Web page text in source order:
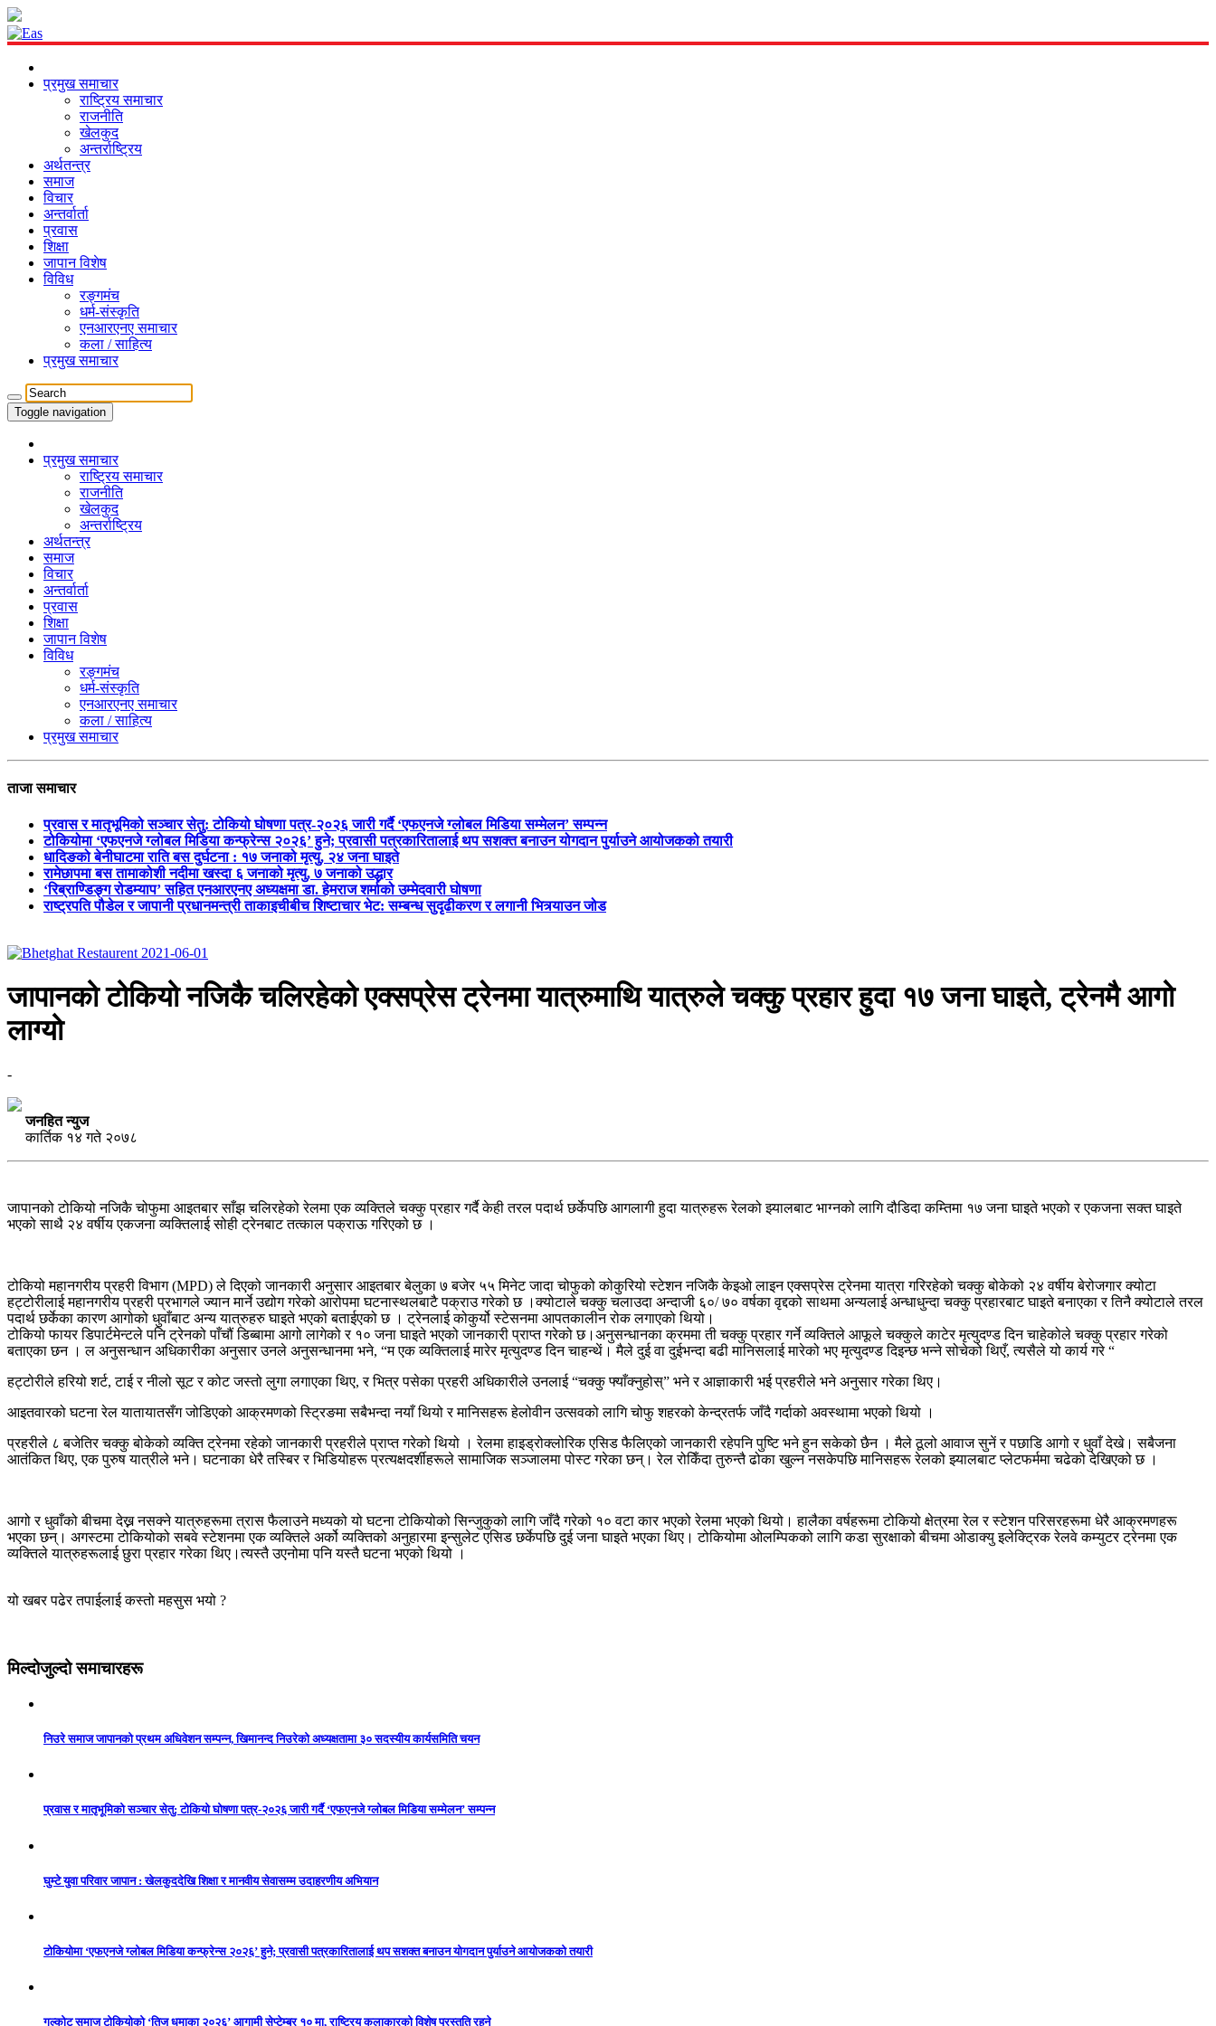
प्रमुख समाचार
राष्ट्रिय समाचार
राजनीति
खेलकुद
अन्तर्राष्ट्रिय
अर्थतन्त्र
समाज
विचार
अन्तर्वार्ता
प्रवास
शिक्षा
जापान विशेष
विविध
रङ्गमंच
धर्म-संस्कृति
एनआरएनए समाचार
कला / साहित्य
प्रमुख समाचार
Toggle navigation
प्रमुख समाचार
राष्ट्रिय समाचार
राजनीति
खेलकुद
अन्तर्राष्ट्रिय
अर्थतन्त्र
समाज
विचार
अन्तर्वार्ता
प्रवास
शिक्षा
जापान विशेष
विविध
रङ्गमंच
धर्म-संस्कृति
एनआरएनए समाचार
कला / साहित्य
प्रमुख समाचार
ताजा समाचार
प्रवास र मातृभूमिको सञ्चार सेतु: टोकियो घोषणा पत्र-२०२६ जारी गर्दै ‘एफएनजे ग्लोबल मिडिया सम्मेलन’ सम्पन्न
टोकियोमा ‘एफएनजे ग्लोबल मिडिया कन्फ्रेन्स २०२६’ हुने; प्रवासी पत्रकारितालाई थप सशक्त बनाउन योगदान पुर्याउने आयोजकको तयारी
धादिङको बेनीघाटमा राति बस दुर्घटना : १७ जनाको मृत्यु, २४ जना घाइते
रामेछापमा बस तामाकोशी नदीमा खस्दा ६ जनाको मृत्यु, ७ जनाको उद्धार
‘रिब्राण्डिङ्ग रोडम्याप’ सहित एनआरएनए अध्यक्षमा डा. हेमराज शर्माको उम्मेदवारी घोषणा
राष्ट्रपति पौडेल र जापानी प्रधानमन्त्री ताकाइचीबीच शिष्टाचार भेट: सम्बन्ध सुदृढीकरण र लगानी भित्र्याउन जोड
जापानको टोकियो नजिकै चलिरहेको एक्सप्रेस ट्रेनमा यात्रुमाथि यात्रुले चक्कु प्रहार हुदा १७ जना घाइते, ट्रेनमै आगो
लाग्यो
-
जनहित न्युज
कार्तिक १४ गते २०७८
जापानको टोकियो नजिकै चोफुमा आइतबार साँझ चलिरहेको रेलमा एक व्यक्तिले चक्कु प्रहार गर्दै केही तरल पदार्थ छर्केपछि आगलागी हुदा यात्रुहरू रेलको झ्यालबाट भाग्नको लागि दौडिदा कम्तिमा १७ जना घाइते भएको र एकजना सक्त घाइते
भएको साथै २४ वर्षीय एकजना व्यक्तिलाई सोही ट्रेनबाट तत्काल पक्राऊ गरिएको छ ।
टोकियो महानगरीय प्रहरी विभाग (MPD) ले दिएको जानकारी अनुसार आइतबार बेलुका ७ बजेर ५५ मिनेट जादा चोफुको कोकुरियो स्टेशन नजिकै केइओ लाइन एक्सप्रेस ट्रेनमा यात्रा गरिरहेको चक्कु बोकेको २४ वर्षीय बेरोजगार क्योटा
हट्टोरीलाई महानगरीय प्रहरी प्रभागले ज्यान मार्ने उद्योग गरेको आरोपमा घटनास्थलबाटै पक्राउ गरेको छ ।क्योटाले चक्कु चलाउदा अन्दाजी ६०/ ७० वर्षका वृद्दको साथमा अन्यलाई अन्धाधुन्दा चक्कु प्रहारबाट घाइते बनाएका र तिनै क्योटाले तरल
पदार्थ छर्केका कारण आगोको धुवाँबाट अन्य यात्रुहरु घाइते भएको बताईएको छ । ट्रेनलाई कोकुर्यो स्टेसनमा आपतकालीन रोक लगाएको थियो।
टोकियो फायर डिपार्टमेन्टले पनि ट्रेनको पाँचौं डिब्बामा आगो लागेको र १० जना घाइते भएको जानकारी प्राप्त गरेको छ।अनुसन्धानका क्रममा ती चक्कु प्रहार गर्ने व्यक्तिले आफूले चक्कुले काटेर मृत्युदण्ड दिन चाहेकोले चक्कु प्रहार गरेको
बताएका छन । ल अनुसन्धान अधिकारीका अनुसार उनले अनुसन्धानमा भने, “म एक व्यक्तिलाई मारेर मृत्युदण्ड दिन चाहन्थें। मैले दुई वा दुईभन्दा बढी मानिसलाई मारेको भए मृत्युदण्ड दिइन्छ भन्ने सोचेको थिएँ, त्यसैले यो कार्य गरे “
हट्टोरीले हरियो शर्ट, टाई र नीलो सूट र कोट जस्तो लुगा लगाएका थिए, र भित्र पसेका प्रहरी अधिकारीले उनलाई “चक्कु फ्याँक्नुहोस्” भने र आज्ञाकारी भई प्रहरीले भने अनुसार गरेका थिए।
आइतवारको घटना रेल यातायातसँग जोडिएको आक्रमणको स्ट्रिङमा सबैभन्दा नयाँ थियो र मानिसहरू हेलोवीन उत्सवको लागि चोफु शहरको केन्द्रतर्फ जाँदै गर्दाको अवस्थामा भएको थियो ।
प्रहरीले ८ बजेतिर चक्कु बोकेको व्यक्ति ट्रेनमा रहेको जानकारी प्रहरीले प्राप्त गरेको थियो । रेलमा हाइड्रोक्लोरिक एसिड फैलिएको जानकारी रहेपनि पुष्टि भने हुन सकेको छैन । मैले ठूलो आवाज सुनें र पछाडि आगो र धुवाँ देखे। सबैजना
आतंकित थिए, एक पुरुष यात्रीले भने। घटनाका धेरै तस्बिर र भिडियोहरू प्रत्यक्षदर्शीहरूले सामाजिक सञ्जालमा पोस्ट गरेका छन्। रेल रोकिँदा तुरुन्तै ढोका खुल्न नसकेपछि मानिसहरू रेलको झ्यालबाट प्लेटफर्ममा चढेको देखिएको छ ।
आगो र धुवाँको बीचमा देख्न नसक्ने यात्रुहरूमा त्रास फैलाउने मध्यको यो घटना टोकियोको सिन्जुकुको लागि जाँदै गरेको १० वटा कार भएको रेलमा भएको थियो। हालैका वर्षहरूमा टोकियो क्षेत्रमा रेल र स्टेशन परिसरहरूमा धेरै आक्रमणहरू
भएका छन्। अगस्टमा टोकियोको सबवे स्टेशनमा एक व्यक्तिले अर्को व्यक्तिको अनुहारमा इन्सुलेट एसिड छर्केपछि दुई जना घाइते भएका थिए। टोकियोमा ओलम्पिकको लागि कडा सुरक्षाको बीचमा ओडाक्यु इलेक्ट्रिक रेलवे कम्युटर ट्रेनमा एक
व्यक्तिले यात्रुहरूलाई छुरा प्रहार गरेका थिए।त्यस्तै उएनोमा पनि यस्तै घटना भएको थियो ।
यो खबर पढेर तपाईलाई कस्तो महसुस भयो ?
मिल्दोजुल्दो समाचारहरू
निउरे समाज जापानको प्रथम अधिवेशन सम्पन्न, खिमानन्द निउरेको अध्यक्षतामा ३० सदस्यीय कार्यसमिति चयन
प्रवास र मातृभूमिको सञ्चार सेतु: टोकियो घोषणा पत्र-२०२६ जारी गर्दै ‘एफएनजे ग्लोबल मिडिया सम्मेलन’ सम्पन्न
घुम्टे युवा परिवार जापान : खेलकुददेखि शिक्षा र मानवीय सेवासम्म उदाहरणीय अभियान
टोकियोमा ‘एफएनजे ग्लोबल मिडिया कन्फ्रेन्स २०२६’ हुने; प्रवासी पत्रकारितालाई थप सशक्त बनाउन योगदान पुर्याउने आयोजकको तयारी
गल्कोट समाज टोकियोको ‘तिज धमाका २०२६’ आगामी सेप्टेम्बर १० मा, राष्ट्रिय कलाकारको विशेष प्रस्तुति रहने